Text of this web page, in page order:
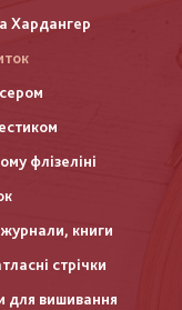
Хардангер
флізеліні
книги
стрічки
для вишивання